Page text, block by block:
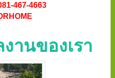
467-4663
านของเรา